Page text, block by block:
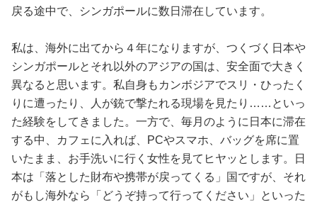
戻る途中で、シンガポールに数日滞在しています。
私は、海外に出てから４年になりますが、つくづく日本や
シンガポールとそれ以外のアジアの国は、安全面で大きく
異なると思います。私自身もカンボジアでスリ・ひったく
りに遭ったり、人が銃で撃たれる現場を見たり……といっ
た経験をしてきました。一方で、毎月のように日本に滞在
する中、カフェに入れば、PCやスマホ、バッグを席に置
いたまま、お手洗いに行く女性を見てヒヤッとします。日
本は「落とした財布や携帯が戻ってくる」国ですが、それ
がもし海外なら「どうぞ持って行ってください」といった